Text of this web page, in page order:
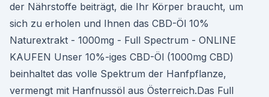
der Nährstoffe beiträgt, die Ihr Körper braucht, um
sich zu erholen und Ihnen das CBD-Öl 10%
Naturextrakt - 1000mg - Full Spectrum - ONLINE
KAUFEN Unser 10%-iges CBD-Öl (1000mg CBD)
beinhaltet das volle Spektrum der Hanfpflanze,
vermengt mit Hanfnussöl aus Österreich.Das Full